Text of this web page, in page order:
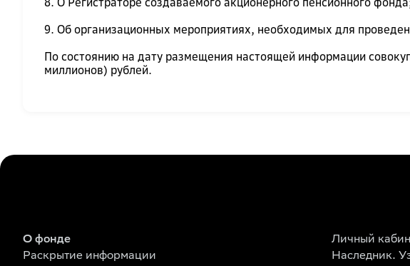
9. Об организационных мероприятиях, необходимых для
По состоянию на дату размещения настоящей информации
миллионов) рублей.
О фонде
Раскрытие информации
Личный
Наследник.